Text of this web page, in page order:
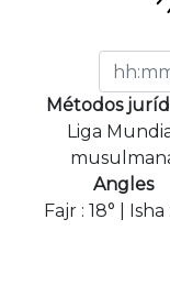
Métodos
Liga
Angles
Fajr : 18° | Isha